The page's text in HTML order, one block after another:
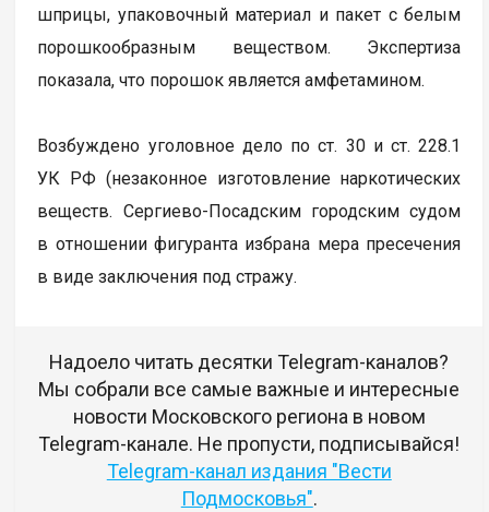
шприцы, упаковочный материал и пакет с белым
порошкообразным веществом. Экспертиза
показала, что порошок является амфетамином.
Возбуждено уголовное дело по ст. 30 и ст. 228.1
УК РФ (незаконное изготовление наркотических
веществ. Сергиево-Посадским городским судом
в отношении фигуранта избрана мера пресечения
в виде заключения под стражу.
Надоело читать десятки Telegram-каналов?
Мы собрали все самые важные и интересные
новости Московского региона в новом
Telegram-канале. Не пропусти, подписывайся!
Telegram-канал издания "Вести
Подмосковья".